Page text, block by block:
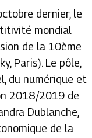
dernier, le
mondial
de la 10ème
Paris). Le pôle,
du numérique et
2018/2019 de
Dublanche,
de la